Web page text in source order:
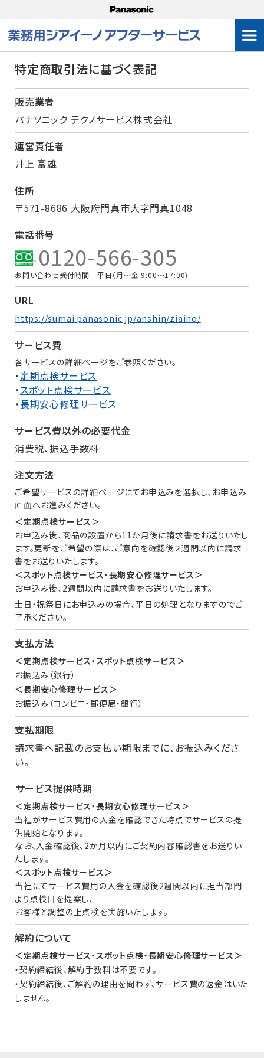
特定商取引法に基づく表記
販売業者
パナソニック テクノサービス株式会社
運営責任者
井上 富雄
住所
〒571-8686 大阪府門真市大字門真1048
電話番号
0120-566-305
お問い合わせ受付時間 平日（月〜金 9:00〜17:00)
URL
https://sumai.panasonic.jp/anshin/ziaino/
サービス費
各サービスの詳細ページをご参照ください。
・定期点検サービス
・スポット点検サービス
・長期安心修理サービス
サービス費以外の必要代金
消費税、振込手数料
注文方法
ご希望サービスの詳細ページにてお申込みを選択し、お申込み
画面へお進みください。
＜定期点検サービス＞
お申込み後、商品の設置から11か月後に請求書をお送りいたし
ます。更新をご希望の際は、ご意向を確認後２週間以内に請求
書をお送りいたします。
＜スポット点検サービス・長期安心修理サービス＞
お申込み後、2週間以内に請求書をお送りいたします。
土日・祝祭日にお申込みの場合、平日の処理となりますのでご
了承ください。
支払方法
＜定期点検サービス・スポット点検サービス＞
お振込み（銀行）
＜長期安心修理サービス＞
お振込み（コンビニ・郵便局・銀行）
支払期限
請求書へ記載のお支払い期限までに、お振込みくださ
い。
⁨⁩サービス提供時期
＜定期点検サービス・長期安心修理サービス＞
当社がサービス費用の入金を確認できた時点でサービスの提
供開始となります。
なお、入金確認後、2か月以内にご契約内容確認書をお送りい
たします。
＜スポット点検サービス＞
当社にてサービス費用の入金を確認後2週間以内に担当部門
より点検日を提案し、
お客様と調整の上点検を実施いたします。
解約について
＜定期点検サービス・スポット点検・長期安心修理サービス＞
・契約締結後、解約手数料は不要です。
・契約締結後、ご解約の理由を問わず、サービス費の返金はいた
しません。